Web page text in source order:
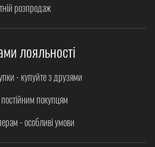
розпродаж
лояльності
- купуйте з друзями
покупцям
- особливі умови